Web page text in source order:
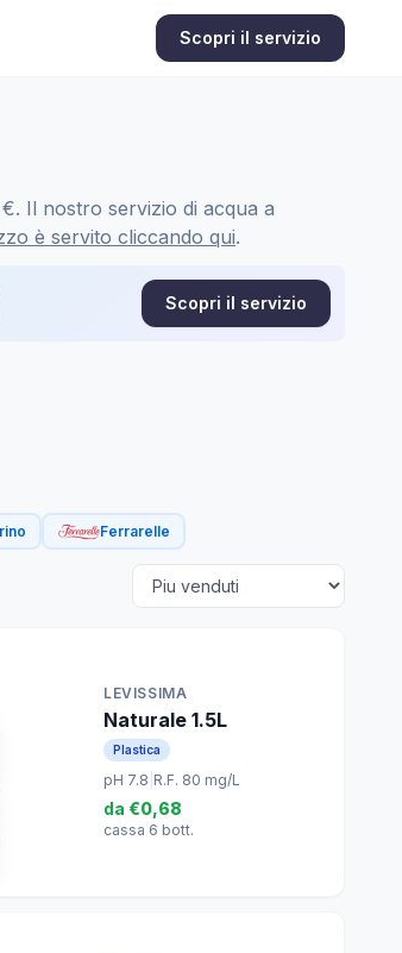
Scopri il servizio
Il nostro servizio di acqua a
è servito cliccando qui.
Scopri il servizio
Ferrarelle
LEVISSIMA
Naturale 1.5L
Plastica
pH 7.8 R.F. 80 mg/L
da €0,68
cassa 6 bott.